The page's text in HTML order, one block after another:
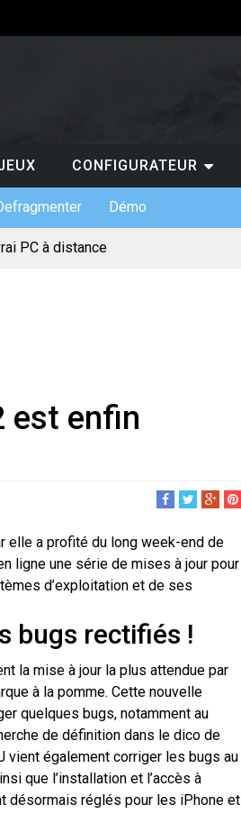
CONFIGURATEUR
Démo
PC à distance
est enfin
elle a profité du long week-end de
ligne une série de mises à jour pour
d’exploitation et de ses
bugs rectifiés !
la mise à jour la plus attendue par
à la pomme. Cette nouvelle
quelques bugs, notamment au
de définition dans le dico de
vient également corriger les bugs au
que l’installation et l’accès à
désormais réglés pour les iPhone et